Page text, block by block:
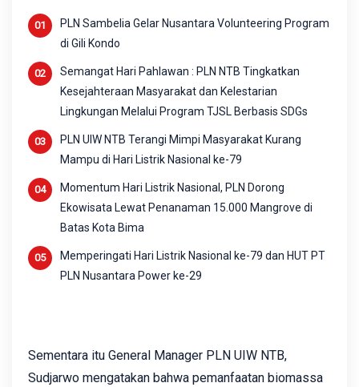
PLN Sambelia Gelar Nusantara Volunteering Program
di Gili Kondo
Semangat Hari Pahlawan : PLN NTB Tingkatkan
Kesejahteraan Masyarakat dan Kelestarian
Lingkungan Melalui Program TJSL Berbasis SDGs
PLN UIW NTB Terangi Mimpi Masyarakat Kurang
Mampu di Hari Listrik Nasional ke-79
Momentum Hari Listrik Nasional, PLN Dorong
Ekowisata Lewat Penanaman 15.000 Mangrove di
Batas Kota Bima
Memperingati Hari Listrik Nasional ke-79 dan HUT PT
PLN Nusantara Power ke-29
Sementara itu General Manager PLN UIW NTB,
Sudjarwo mengatakan bahwa pemanfaatan biomassa